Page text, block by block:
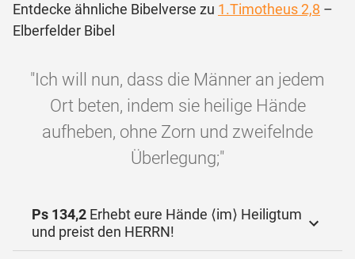
Entdecke ähnliche Bibelverse zu 1.Timotheus 2,8 –
Elberfelder Bibel
"Ich will nun, dass die Männer an jedem
Ort beten, indem sie heilige Hände
aufheben, ohne Zorn und zweifelnde
Überlegung;"
Ps 134,2 Erhebt eure Hände ⟨im⟩ Heiligtum
und preist den HERRN!